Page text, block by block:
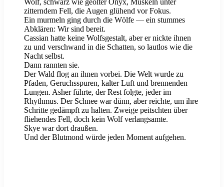
Wolf, schwarz wie geölter Onyx, Muskeln unter
zitterndem Fell, die Augen glühend vor Fokus.
Ein murmeln ging durch die Wölfe — ein stummes
Abklären: Wir sind bereit.
Cassian hatte keine Wolfsgestalt, aber er nickte ihnen
zu und verschwand in die Schatten, so lautlos wie die
Nacht selbst.
Dann rannten sie.
Der Wald flog an ihnen vorbei. Die Welt wurde zu
Pfaden, Geruchsspuren, kalter Luft und brennenden
Lungen. Asher führte, der Rest folgte, jeder im
Rhythmus. Der Schnee war dünn, aber reichte, um ihre
Schritte gedämpft zu halten. Zweige peitschten über
fliehendes Fell, doch kein Wolf verlangsamte.
Skye war dort draußen.
Und der Blutmond würde jeden Moment aufgehen.